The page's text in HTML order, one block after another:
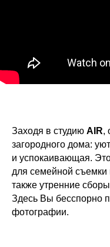
Заходя в студию AIR,
загородного дома:
и успокаивающая.
для семейной съемки
также утренние
Здесь Вы бесспорно
фотографии.